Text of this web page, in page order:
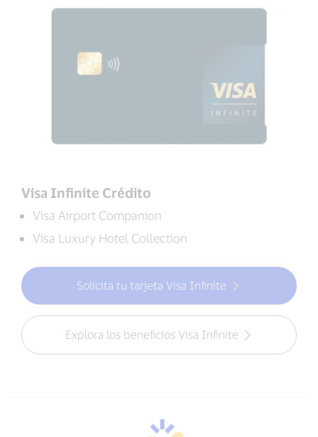
Visa Infinite Crédito
Visa Airport Companion
Visa Luxury Hotel Collection
Solicita tu tarjeta Visa Infinite
Explora los beneficios Visa Infinite